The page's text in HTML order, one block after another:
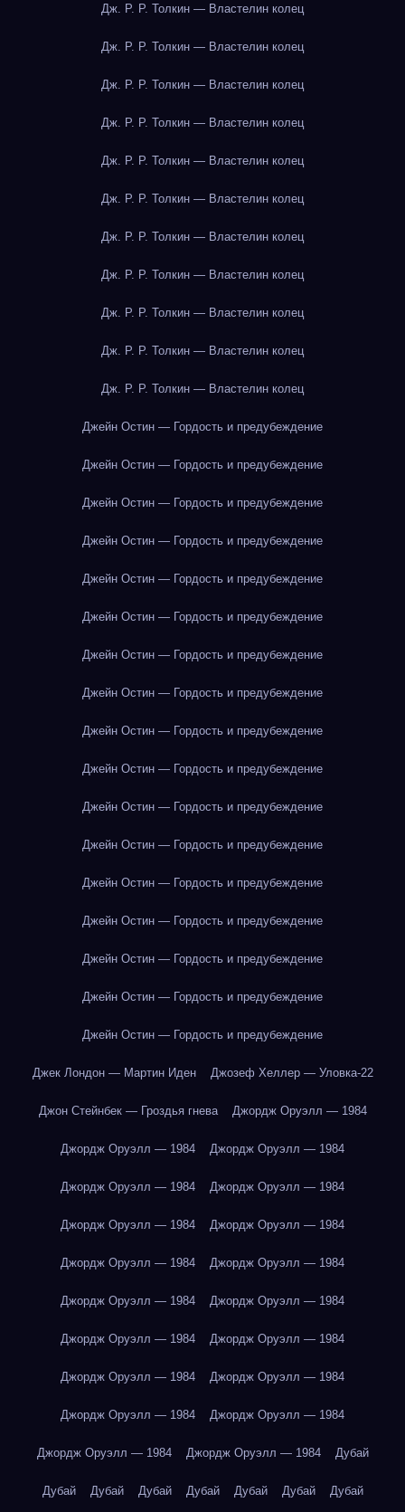
Дж. Р. Р. Толкин — Властелин колец
Дж. Р. Р. Толкин — Властелин колец
Дж. Р. Р. Толкин — Властелин колец
Дж. Р. Р. Толкин — Властелин колец
Дж. Р. Р. Толкин — Властелин колец
Дж. Р. Р. Толкин — Властелин колец
Дж. Р. Р. Толкин — Властелин колец
Дж. Р. Р. Толкин — Властелин колец
Дж. Р. Р. Толкин — Властелин колец
Дж. Р. Р. Толкин — Властелин колец
Дж. Р. Р. Толкин — Властелин колец
Джейн Остин — Гордость и предубеждение
Джейн Остин — Гордость и предубеждение
Джейн Остин — Гордость и предубеждение
Джейн Остин — Гордость и предубеждение
Джейн Остин — Гордость и предубеждение
Джейн Остин — Гордость и предубеждение
Джейн Остин — Гордость и предубеждение
Джейн Остин — Гордость и предубеждение
Джейн Остин — Гордость и предубеждение
Джейн Остин — Гордость и предубеждение
Джейн Остин — Гордость и предубеждение
Джейн Остин — Гордость и предубеждение
Джейн Остин — Гордость и предубеждение
Джейн Остин — Гордость и предубеждение
Джейн Остин — Гордость и предубеждение
Джейн Остин — Гордость и предубеждение
Джейн Остин — Гордость и предубеждение
Джек Лондон — Мартин Иден Джозеф Хеллер — Уловка-22
Джон Стейнбек — Гроздья гнева Джордж Оруэлл — 1984
Джордж Оруэлл — 1984 Джордж Оруэлл — 1984
Джордж Оруэлл — 1984 Джордж Оруэлл — 1984
Джордж Оруэлл — 1984 Джордж Оруэлл — 1984
Джордж Оруэлл — 1984 Джордж Оруэлл — 1984
Джордж Оруэлл — 1984 Джордж Оруэлл — 1984
Джордж Оруэлл — 1984 Джордж Оруэлл — 1984
Джордж Оруэлл — 1984 Джордж Оруэлл — 1984
Джордж Оруэлл — 1984 Джордж Оруэлл — 1984
Джордж Оруэлл — 1984 Джордж Оруэлл — 1984 Дубай
Дубай Дубай Дубай Дубай Дубай Дубай Дубай